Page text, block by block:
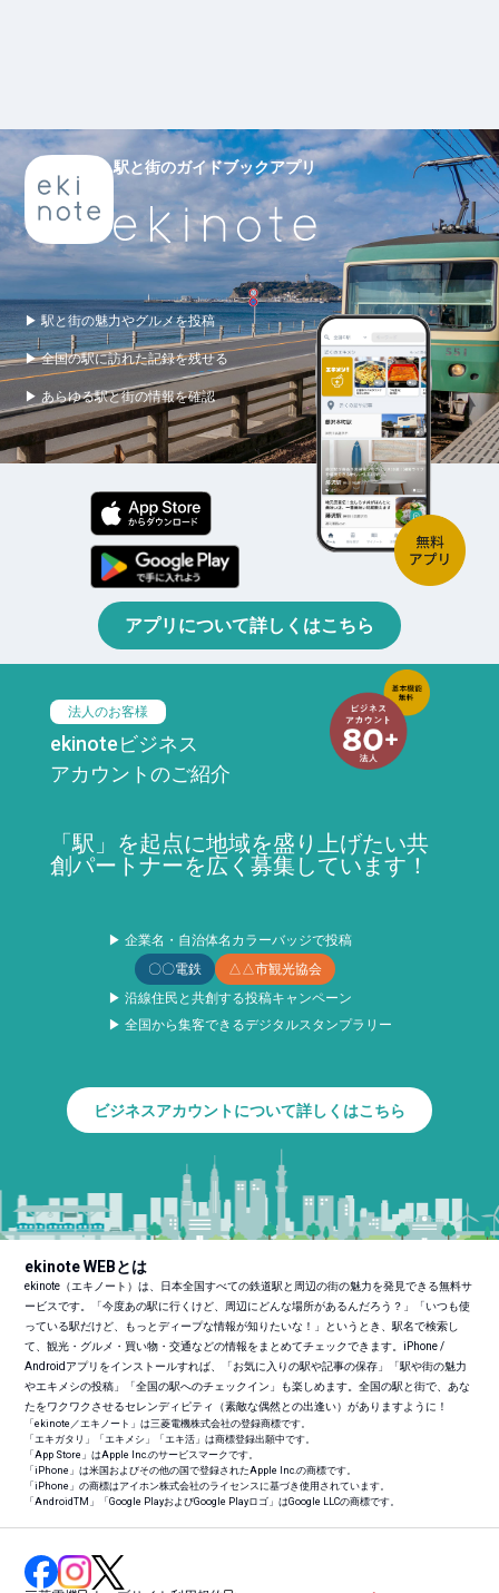
駅と街のガイドブックアプリ
▶ 駅と街の魅力やグルメを投稿
▶ 全国の駅に訪れた記録を残せる
▶ あらゆる駅と街の情報を確認
アプリについて詳しくはこちら
法人のお客様
ekinoteビジネス
アカウントのご紹介
「駅」を起点に地域を盛り上げたい共
創パートナーを広く募集しています！
▶ 企業名・自治体名カラーバッジで投稿
〇〇電鉄
△△市観光協会
▶ 沿線住民と共創する投稿キャンペーン
▶ 全国から集客できるデジタルスタンプラリー
ビジネスアカウントについて詳しくはこちら
ekinote WEBとは
ekinote（エキノート）は、日本全国すべての鉄道駅と周辺の街の魅力を発見できる無料サ
ービスです。「今度あの駅に行くけど、周辺にどんな場所があるんだろう？」「いつも使
っている駅だけど、もっとディープな情報が知りたいな！」というとき、駅名で検索し
て、観光・グルメ・買い物・交通などの情報をまとめてチェックできます。iPhone /
Androidアプリをインストールすれば、「お気に入りの駅や記事の保存」「駅や街の魅力
やエキメシの投稿」「全国の駅へのチェックイン」も楽しめます。全国の駅と街で、あな
たをワクワクさせるセレンディピティ（素敵な偶然との出逢い）がありますように！
「ekinote／エキノート」は三菱電機株式会社の登録商標です。
「エキガタリ」「エキメシ」「エキ活」は商標登録出願中です。
「App Store」はApple Inc.のサービスマークです。
「iPhone」は米国およびその他の国で登録されたApple Inc.の商標です。
「iPhone」の商標はアイホン株式会社のライセンスに基づき使用されています。
「AndroidTM 」「Google PlayおよびGoogle Playロゴ」はGoogle LLCの商標です。